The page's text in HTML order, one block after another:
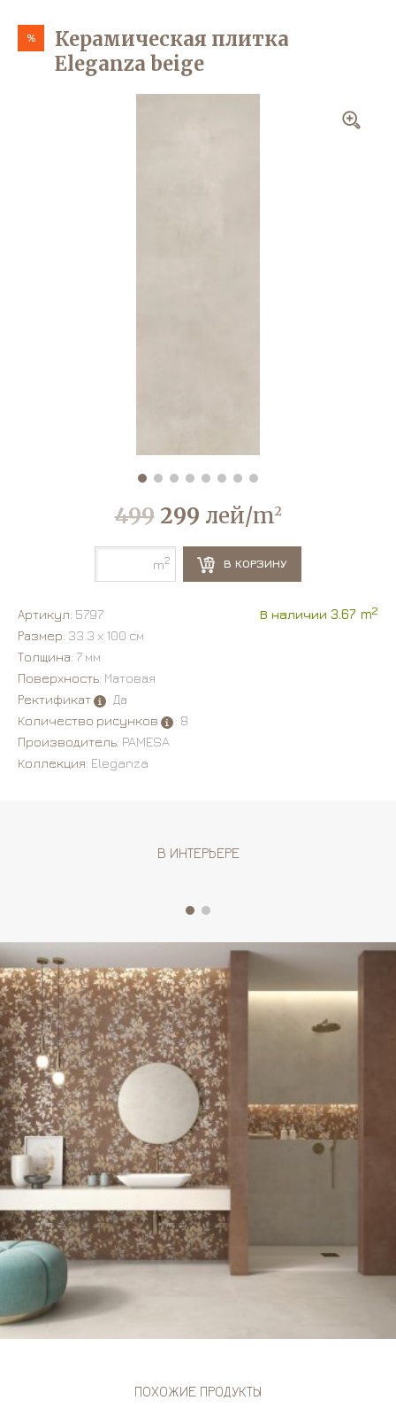
%
Керамическая плитка
Eleganza beige
499 299 лей/m2
m2 В КОРЗИНУ
Артикул: 5797 В наличии 3.67 m2
Размер: 33.3 х 100 см
Толщина: 7 мм
Поверхность: Матовая
Ректификат
: Да
Количество рисунков
: 8
Производитель: PAMESA
Коллекция: Eleganza
В ИНТЕРЬЕРЕ
ПОХОЖИЕ ПРОДУКТЫ